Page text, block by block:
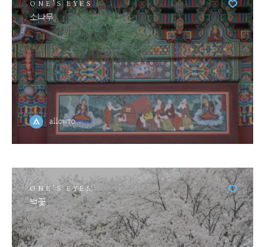
ONE'S EYES
소나무
allowto
ONE'S EYES
벚꽃